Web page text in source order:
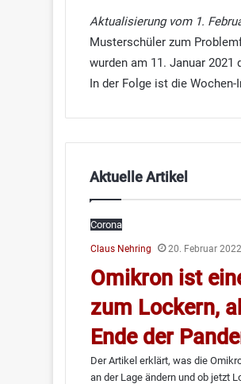
Aktualisierung vom 1.
Musterschüler zum
wurden am 11. Januar
In der Folge ist die
Aktuelle Artikel
Corona
Claus Nehring 20. Februar 2022
Omikron ist
zum Lockern,
Ende der
Der Artikel erklärt, was die
an der Lage ändern und ob jetzt